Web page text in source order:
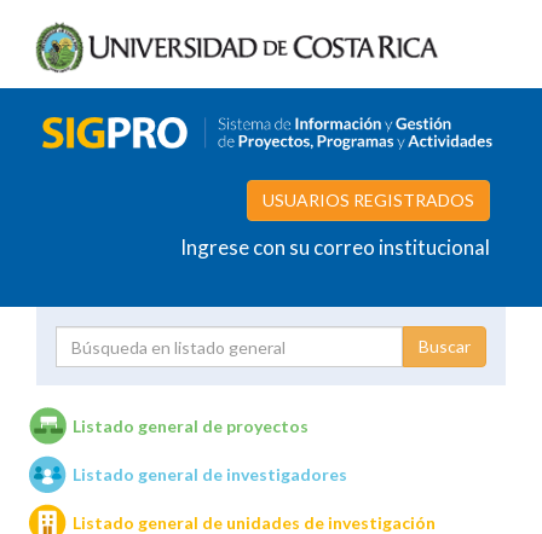
USUARIOS REGISTRADOS
Ingrese con su correo institucional
Unidades de investigación
Listado general de proyectos
Listado general de investigadores
Listado general de unidades de investigación